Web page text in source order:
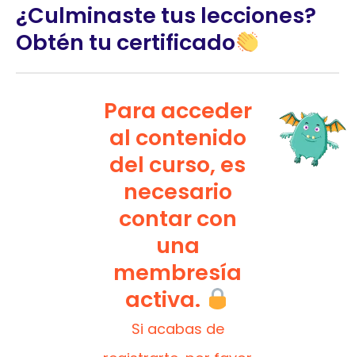
¿Culminaste tus lecciones?
Obtén tu certificado
Para acceder
al contenido
del curso, es
necesario
contar con
una
membresía
activa.
Si acabas de